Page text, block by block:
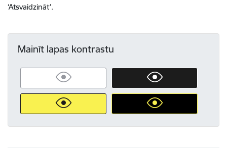
‘Atsvaidzināt’.
Mainīt lapas kontrastu